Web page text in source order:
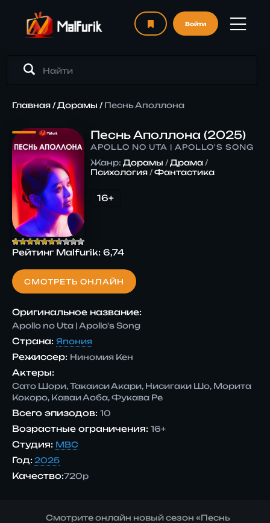
Войти
Главная/Дорамы / Песнь Аполлона
Песнь Аполлона (2025)
APOLLO NO UTA | APOLLO'S SONG
Жанр: Дорамы /Драма /
Психология /Фантастика
16+
Рейтинг Malfurik: 6,74
СМОТРЕТЬ ОНЛАЙН
Оригинальное название:
Apollo no Uta | Apollo's Song
Страна: Япония
Режиссер: Ниномия Кен
Актеры:
Сато Шори, Такаиси Акари, Нисигаки Шо, Морита
Кокоро, Каваи Аоба, Фукава Ре
Всего эпизодов: 10
Возрастные ограничения: 16+
Студия: MBC
Год:2025
Качество:720p
Смотрите онлайн новый сезон «Песнь